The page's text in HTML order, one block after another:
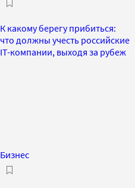
К какому берегу прибиться:
что должны учесть российские
IT-компании, выходя за рубеж
Бизнес